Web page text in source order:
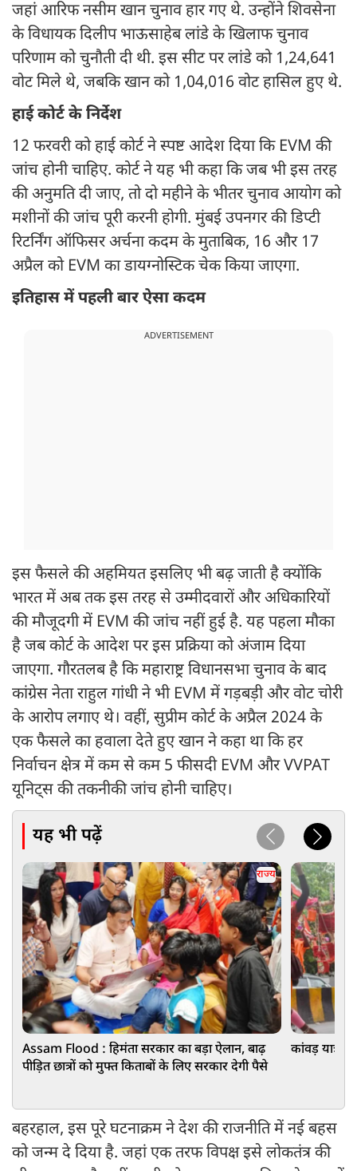
जहां आरिफ नसीम खान चुनाव हार गए थे. उन्होंने शिवसेना
के विधायक दिलीप भाऊसाहेब लांडे के खिलाफ चुनाव
परिणाम को चुनौती दी थी. इस सीट पर लांडे को 1,24,641
वोट मिले थे, जबकि खान को 1,04,016 वोट हासिल हुए थे.
हाई कोर्ट के निर्देश
12 फरवरी को हाई कोर्ट ने स्पष्ट आदेश दिया कि EVM की
जांच होनी चाहिए. कोर्ट ने यह भी कहा कि जब भी इस तरह
की अनुमति दी जाए, तो दो महीने के भीतर चुनाव आयोग को
मशीनों की जांच पूरी करनी होगी. मुंबई उपनगर की डिप्टी
रिटर्निंग ऑफिसर अर्चना कदम के मुताबिक, 16 और 17
अप्रैल को EVM का डायग्नोस्टिक चेक किया जाएगा.
इतिहास में पहली बार ऐसा कदम
ADVERTISEMENT
इस फैसले की अहमियत इसलिए भी बढ़ जाती है क्योंकि
भारत में अब तक इस तरह से उम्मीदवारों और अधिकारियों
की मौजूदगी में EVM की जांच नहीं हुई है. यह पहला मौका
है जब कोर्ट के आदेश पर इस प्रक्रिया को अंजाम दिया
जाएगा. गौरतलब है कि महाराष्ट्र विधानसभा चुनाव के बाद
कांग्रेस नेता राहुल गांधी ने भी EVM में गड़बड़ी और वोट चोरी
के आरोप लगाए थे। वहीं, सुप्रीम कोर्ट के अप्रैल 2024 के
एक फैसले का हवाला देते हुए खान ने कहा था कि हर
निर्वाचन क्षेत्र में कम से कम 5 फीसदी EVM और VVPAT
यूनिट्स की तकनीकी जांच होनी चाहिए।
यह भी पढ़ें
राज्य
Assam Flood : हिमंता सरकार का बड़ा ऐलान, बाढ़
पीड़ित छात्रों को मुफ्त किताबों के लिए सरकार देगी पैसे
कांवड़
बहरहाल, इस पूरे घटनाक्रम ने देश की राजनीति में नई बहस
को जन्म दे दिया है. जहां एक तरफ विपक्ष इसे लोकतंत्र की